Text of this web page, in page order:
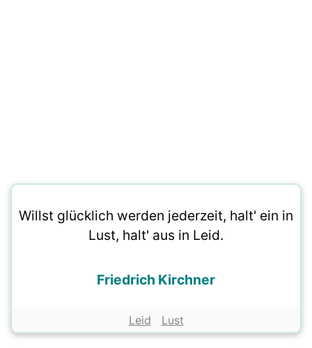
Willst glücklich werden jederzeit, halt' ein in
Lust, halt' aus in Leid.
Friedrich Kirchner
Leid Lust